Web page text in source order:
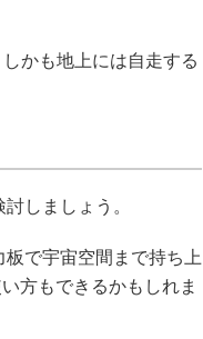
かも地上には自走する
しましょう。
で宇宙空間まで持ち上
方もできるかもしれま